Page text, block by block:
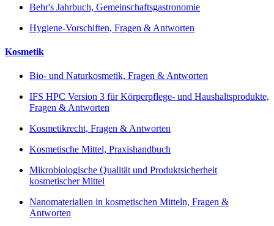
Behr's Jahrbuch, Gemeinschaftsgastronomie
Hygiene-Vorschiften, Fragen & Antworten
Kosmetik
Bio- und Naturkosmetik, Fragen & Antworten
IFS HPC Version 3 für Körperpflege- und Haushaltsprodukte,
Fragen & Antworten
Kosmetikrecht, Fragen & Antworten
Kosmetische Mittel, Praxishandbuch
Mikrobiologische Qualität und Produktsicherheit
kosmetischer Mittel
Nanomaterialien in kosmetischen Mitteln, Fragen &
Antworten